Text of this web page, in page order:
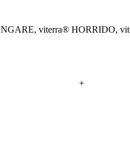
viterra® HORRIDO,
+